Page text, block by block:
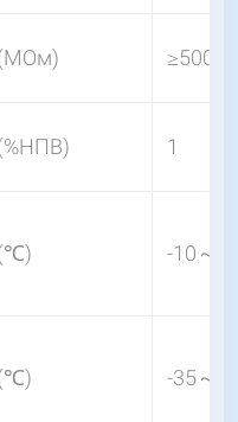
1
-10～
-35～